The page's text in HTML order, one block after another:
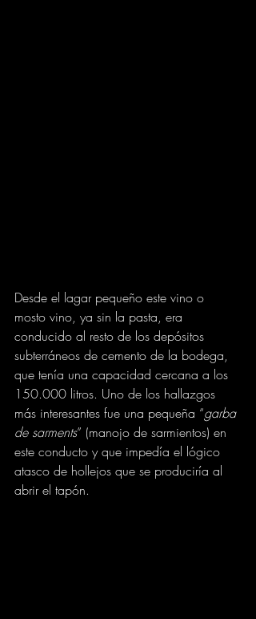
Desde el lagar pequeño este vino o
mosto vino, ya sin la pasta, era
conducido al resto de los depósitos
subterráneos de cemento de la bodega,
que tenía una capacidad cercana a los
150.000 litros. Uno de los hallazgos
más interesantes fue una pequeña “garba
de sarments” (manojo de sarmientos) en
este conducto y que impedía el lógico
atasco de hollejos que se produciría al
abrir el tapón.